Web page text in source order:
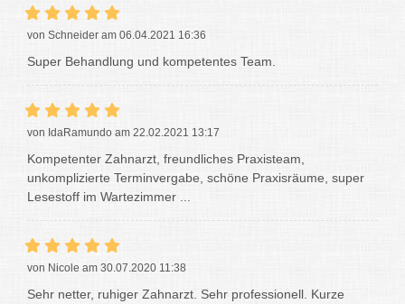
von Schneider am 06.04.2021 16:36
Super Behandlung und kompetentes Team.
von IdaRamundo am 22.02.2021 13:17
Kompetenter Zahnarzt, freundliches Praxisteam,
unkomplizierte Terminvergabe, schöne Praxisräume, super
Lesestoff im Wartezimmer ...
von Nicole am 30.07.2020 11:38
Sehr netter, ruhiger Zahnarzt. Sehr professionell. Kurze